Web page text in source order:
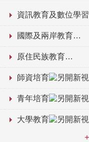
資訊教育及數位學習
國際及兩岸教育
原住民族教育
師資培育
青年培育
大學教育